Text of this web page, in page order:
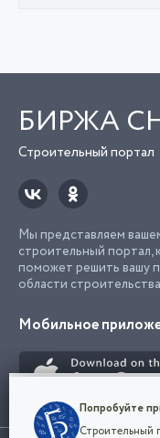
БИРЖА
Строительный портал
Мы представляем
строительный портал,
поможет решить вашу
области
Мобильное
Мы используем
Попробуйте
Строительный